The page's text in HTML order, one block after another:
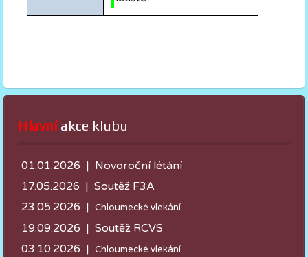
Hlavní akce klubu
01.01.2026 | Novoroční létání
17.05.2026 | Soutěž F3A
23.05.2026 | Chloumecké vlekání
19.09.2026 | Soutěž RCVS
03.10.2026 | Chloumecké vlekání